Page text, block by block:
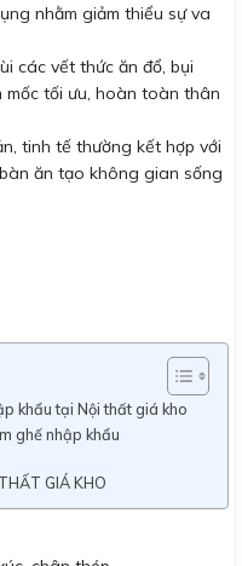
nhằm giảm thiểu sự va
các vết thức ăn đổ, bụi
mốc tối ưu, hoàn toàn thân
tinh tế thường kết hợp với
ăn tạo không gian sống
khẩu tại Nội thất giá kho
ghế nhập khẩu
GIÁ KHO